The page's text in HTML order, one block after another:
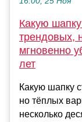
Какую шапку
трендовых,
мгновенно
лет
Какую шапку
но тёплых
несколько